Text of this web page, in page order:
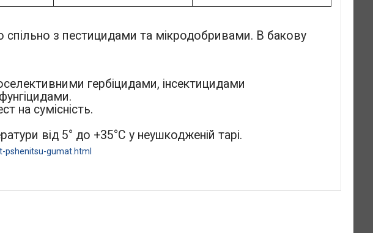
з пестицидами та мікродобривами. В бакову
гербіцидами, інсектицидами
на сумісність.
від 5° до +35°С у неушкодженій тарі.
pshenitsu-gumat.html